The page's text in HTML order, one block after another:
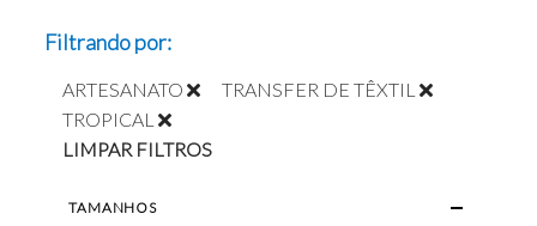
Filtrando por:
ARTESANATO
TRANSFER DE TÊXTIL
TROPICAL
LIMPAR FILTROS
TAMANHOS